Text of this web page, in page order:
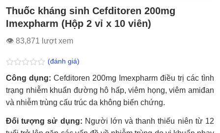
Thuốc kháng sinh Cefditoren 200mg
Imexpharm (Hộp 2 vỉ x 10 viên)
👁 83,871 lượt xem
Được
xếp
hạng
0.0
5
(đánh giá)
Công dụng: Cefditoren 200mg Imexpharm điều trị các tình
trạng nhiễm khuẩn đường hô hấp, viêm họng, viêm amiđan
và nhiễm trùng cấu trúc da không biến chứng.
Đối tượng sử dụng: Người lớn và thanh thiếu niên từ 12